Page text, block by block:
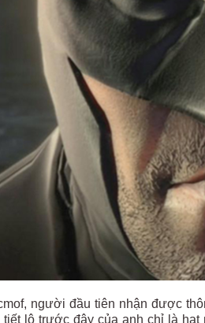
người đầu tiên nhận được
tiết lộ trước đây của anh chỉ là